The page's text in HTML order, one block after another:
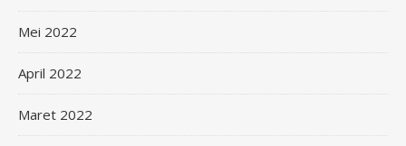
Mei 2022
April 2022
Maret 2022